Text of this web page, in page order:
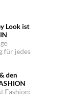
Look ist
für jedes
den
Fashion: